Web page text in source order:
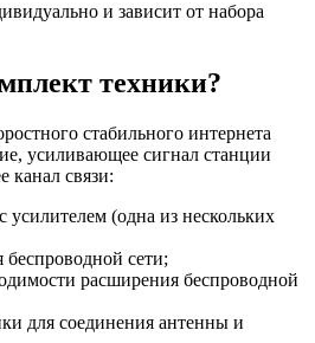
и зависит от набора
техники?
стабильного интернета
усиливающее сигнал станции
канал связи:
усилителем (одна из нескольких
беспроводной сети;
расширения беспроводной
для соединения антенны и